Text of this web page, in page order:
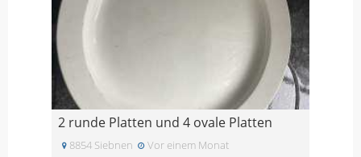
2 runde Platten und 4 ovale Platten
8854 Siebnen Vor einem Monat